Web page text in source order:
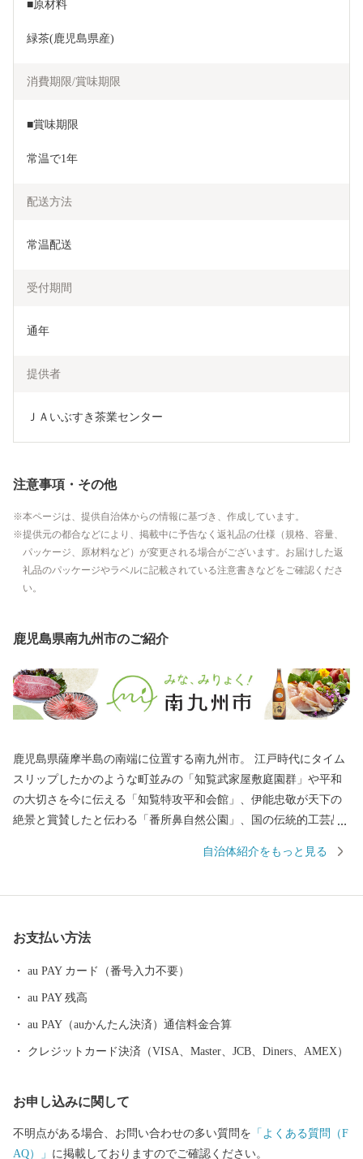
■原材料
緑茶(鹿児島県産)
消費期限/賞味期限
■賞味期限
常温で1年
配送方法
常温配送
受付期間
通年
提供者
ＪＡいぶすき茶業センター
注意事項・その他
本ページは、提供自治体からの情報に基づき、作成しています。
提供元の都合などにより、掲載中に予告なく返礼品の仕様（規格、容量、
パッケージ、原材料など）が変更される場合がございます。お届けした返
礼品のパッケージやラベルに記載されている注意書きなどをご確認くださ
い。
鹿児島県南九州市のご紹介
鹿児島県薩摩半島の南端に位置する南九州市。 江戸時代にタイム
スリップしたかのような町並みの「知覧武家屋敷庭園群」や平和
の大切さを今に伝える「知覧特攻平和会館」、伊能忠敬が天下の
絶景と賞賛したと伝わる「番所鼻自然公園」、国の伝統的工芸品
には、市町村別日本一の生産量を誇る「知覧茶」や「さつまい
自治体紹介をもっと見る
お支払い方法
au PAY カード（番号入力不要）
au PAY 残高
au PAY（auかんたん決済）通信料金合算
クレジットカード決済（VISA、Master、JCB、Diners、AMEX）
お申し込みに関して
不明点がある場合、お問い合わせの多い質問を 「よくある質問（F
AQ）」 に掲載しておりますのでご確認ください。